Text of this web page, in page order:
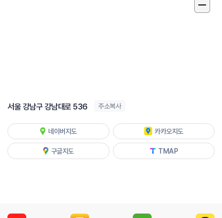
서울 강남구 강남대로 536 주소복사
네이버지도 카카오지도
구글지도 TMAP